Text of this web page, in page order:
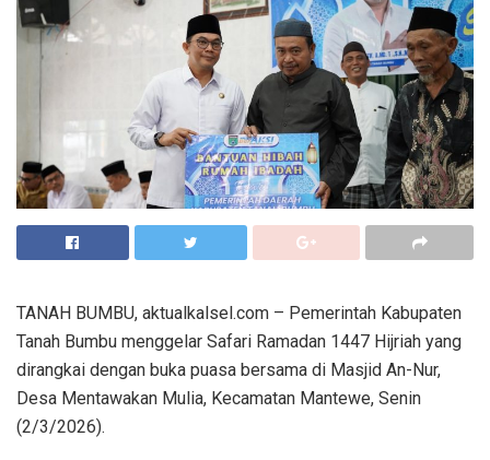
TANAH BUMBU, aktualkalsel.com – Pemerintah Kabupaten
Tanah Bumbu menggelar Safari Ramadan 1447 Hijriah yang
dirangkai dengan buka puasa bersama di Masjid An-Nur,
Desa Mentawakan Mulia, Kecamatan Mantewe, Senin
(2/3/2026).